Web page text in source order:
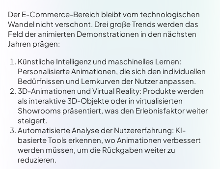
Der E-Commerce-Bereich bleibt vom technologischen
Wandel nicht verschont. Drei große Trends werden das
Feld der animierten Demonstrationen in den nächsten
Jahren prägen:
Künstliche Intelligenz und maschinelles Lernen:
Personalisierte Animationen, die sich den individuellen
Bedürfnissen und Lernkurven der Nutzer anpassen.
3D-Animationen und Virtual Reality: Produkte werden
als interaktive 3D-Objekte oder in virtualisierten
Showrooms präsentiert, was den Erlebnisfaktor weiter
steigert.
Automatisierte Analyse der Nutzererfahrung: KI-
basierte Tools erkennen, wo Animationen verbessert
werden müssen, um die Rückgaben weiter zu
reduzieren.